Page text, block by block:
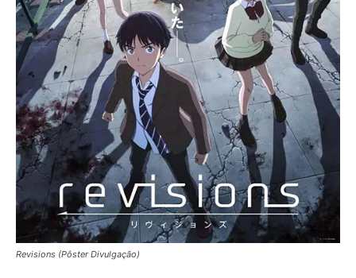
Revisions (Pôster Divulgação)